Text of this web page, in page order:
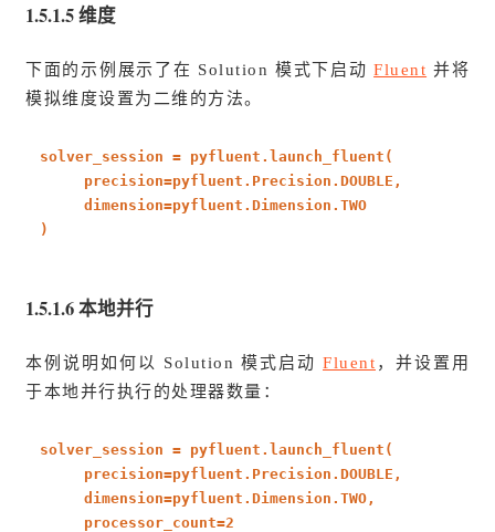
1.5.1.5 维度
下面的示例展示了在 Solution 模式下启动Fluent 并将
模拟维度设置为二维的方法。
solver_session = pyfluent.launch_fluent(
precision=pyfluent.Precision.DOUBLE,
dimension=pyfluent.Dimension.TWO
)
1.5.1.6 本地并行
本例说明如何以 Solution 模式启动 Fluent ，并设置用
于本地并行执行的处理器数量：
solver_session = pyfluent.launch_fluent(
precision=pyfluent.Precision.DOUBLE,
dimension=pyfluent.Dimension.TWO,
processor_count=2